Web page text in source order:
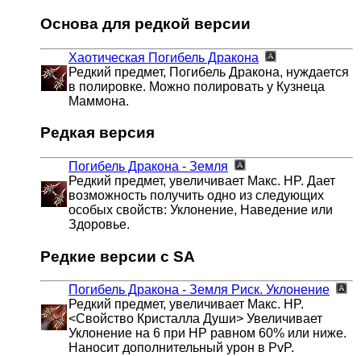
Основа для редкой версии
Хаотическая Погибель Дракона
Редкий предмет, Погибель Дракона, нуждается
в полировке. Можно полировать у Кузнеца
Маммона.
Редкая версия
Погибель Дракона - Земля
Редкий предмет, увеличивает Макс. HP. Дает
возможность получить одно из следующих
особых свойств: Уклонение, Наведение или
Здоровье.
Редкие версии с SA
Погибель Дракона - Земля Риск. Уклонение
Редкий предмет, увеличивает Макс. HP.
<Свойство Кристалла Души> Увеличивает
Уклонение на 6 при HP равном 60% или ниже.
Наносит дополнительный урон в PvP.